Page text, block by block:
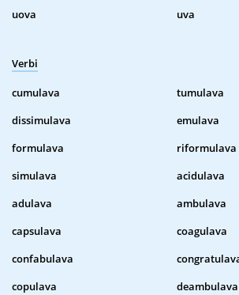
uova
uva
Verbi
cumulava
tumulava
dissimulava
emulava
formulava
riformulava
simulava
acidulava
adulava
ambulava
capsulava
coagulava
confabulava
copulava
deambulava